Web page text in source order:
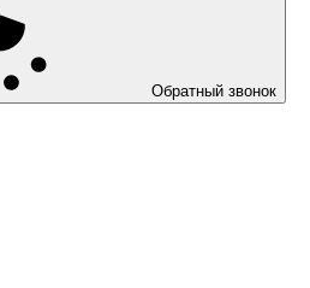
Обратный звонок